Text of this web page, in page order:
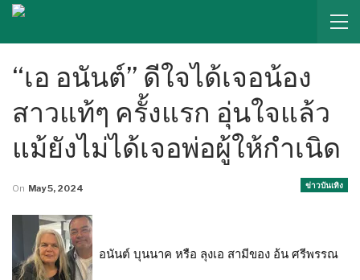
“เอ อนันต์” ดีใจได้เจอน้อง
สาวแท้ๆ ครั้งแรก อุ่นใจแล้ว
แม้ยังไม่ได้เจอพ่อผู้ให้กำเนิด
ข่าวบันเทิง
On May 5, 2024
อนันต์ บุนนาค หรือ ลุงเอ สามีของ อ้น ศรีพรรณ